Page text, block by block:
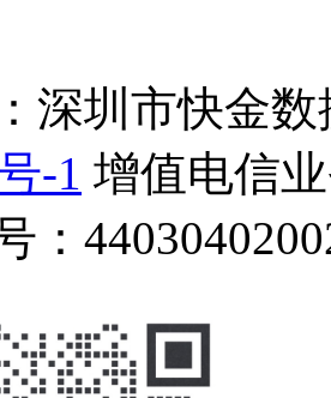
深圳市快金
-1 增值电信
：